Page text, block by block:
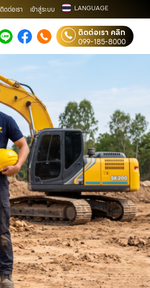
ติดต่อเรา เข้าสู่ระบบ LANGUAGE
ติดต่อเรา คลิก
099-185-8000